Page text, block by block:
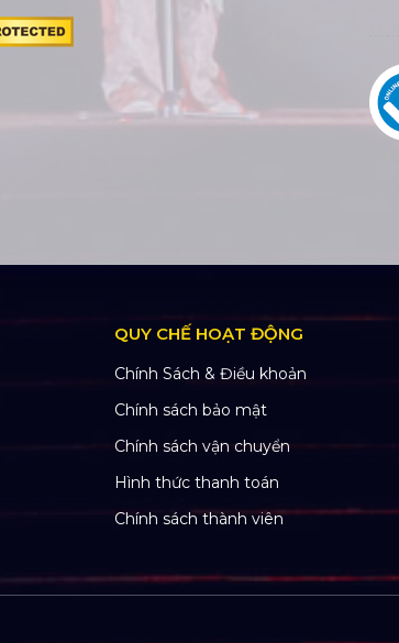
QUY CHẾ HOẠT ĐỘNG
Chính Sách & Điều khoản
Chính sách bảo mật
Chính sách vận chuyển
Hình thức thanh toán
Chính sách thành viên